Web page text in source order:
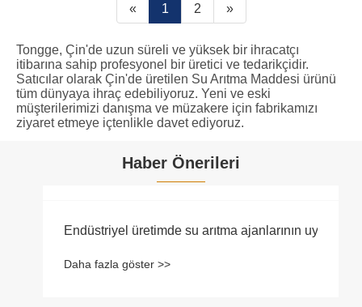
« 1 2 »
Tongge, Çin'de uzun süreli ve yüksek bir ihracatçı
itibarına sahip profesyonel bir üretici ve tedarikçidir.
Satıcılar olarak Çin'de üretilen Su Arıtma Maddesi ürünü
tüm dünyaya ihraç edebiliyoruz. Yeni ve eski
müşterilerimizi danışma ve müzakere için fabrikamızı
ziyaret etmeye içtenlikle davet ediyoruz.
Haber Önerileri